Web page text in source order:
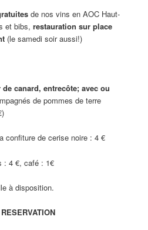
de nos vins en AOC Haut-
et bibs,restauration sur place
(le samedi soir aussi!)
canard, entrecôte; avec ou
de pommes de terre
confiture de cerise noire : 4 €
: 4 €, café : 1€
à disposition.